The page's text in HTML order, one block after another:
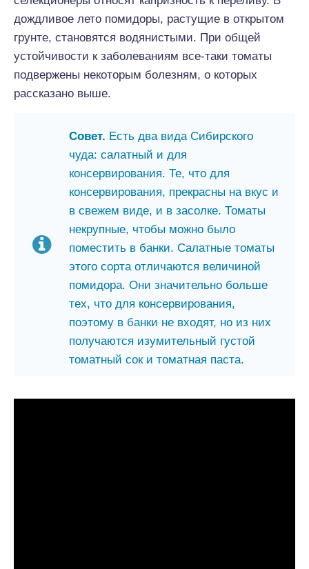
дождливое лето помидоры, растущие в открытом
грунте, становятся водянистыми. При общей
устойчивости к заболеваниям все-таки томаты
подвержены некоторым болезням, о которых
рассказано выше.
Совет. Есть два вида Сибирского
чуда: салатный и для
консервирования. Те, что для
консервирования, прекрасны на вкус и
в свежем виде, и в засолке. Томаты
некрупные, чтобы можно было
поместить в банки. Салатные томаты
этого сорта отличаются величиной
помидора. Они значительно больше
тех, что для консервирования,
поэтому в банки не входят, но из них
получаются изумительный густой
томатный сок и томатная паста.